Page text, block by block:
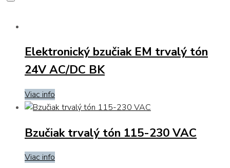
Elektronický bzučiak EM trvalý tón
24V AC/DC BK
Viac info
Bzučiak trvalý tón 115-230 VAC
Viac info